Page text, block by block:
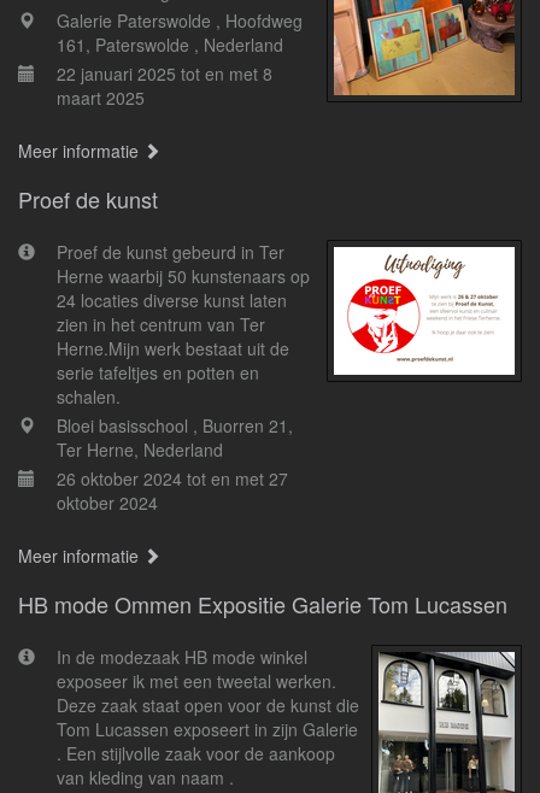
Galerie Paterswolde , Hoofdweg
161, Paterswolde , Nederland
22 januari 2025 tot en met 8
maart 2025
Meer informatie
Proef de kunst
Proef de kunst gebeurd in Ter
Herne waarbij 50 kunstenaars op
24 locaties diverse kunst laten
zien in het centrum van Ter
Herne.Mijn werk bestaat uit de
serie tafeltjes en potten en
schalen.
Bloei basisschool , Buorren 21,
Ter Herne, Nederland
26 oktober 2024 tot en met 27
oktober 2024
Meer informatie
HB mode Ommen Expositie Galerie Tom Lucassen
In de modezaak HB mode winkel
exposeer ik met een tweetal werken.
Deze zaak staat open voor de kunst die
Tom Lucassen exposeert in zijn Galerie
. Een stijlvolle zaak voor de aankoop
van kleding van naam .